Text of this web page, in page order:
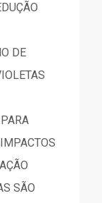
DE
SÃO